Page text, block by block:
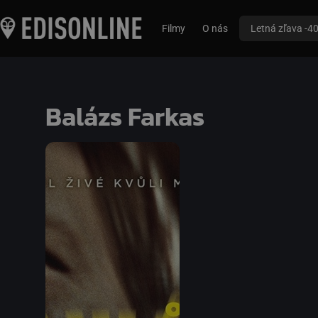
Filmy O nás Letná zľava -
Balázs Farkas